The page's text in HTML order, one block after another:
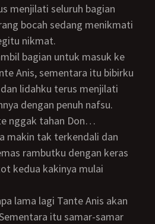
menjilati seluruh bagian
bocah sedang menikmati
nikmat.
Anis, sementara itu bibirku
lidahku terus menjilati
dengan penuh nafsu.
makin tak terkendali dan
rambutku dengan keras
kedua kakinya mulai
itu samar-samar